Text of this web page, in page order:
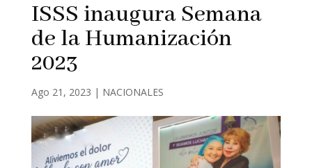
ISSS inaugura Semana
de la Humanización
2023
Ago 21, 2023 | NACIONALES